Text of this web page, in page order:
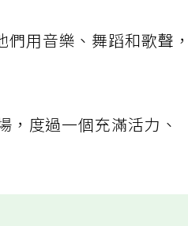
們用音樂、舞蹈和歌聲
度過一個充滿活力、